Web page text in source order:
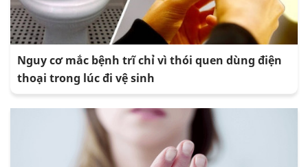
Nguy cơ mắc bệnh trĩ chỉ vì thói quen dùng điện
thoại trong lúc đi vệ sinh